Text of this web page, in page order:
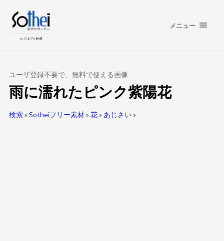
メニュー
ユーザ登録不要で、無料で使える画像
雨に濡れたピンク紫陽花
検索» Sotheiフリー素材» 花» あじさい»